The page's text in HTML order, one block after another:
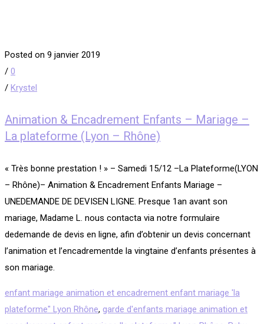
Posted on 9 janvier 2019
/ 0
/ Krystel
Animation & Encadrement Enfants – Mariage –
La plateforme (Lyon – Rhône)
« Très bonne prestation ! » – Samedi 15/12 –La Plateforme(LYON
– Rhône)– Animation & Encadrement Enfants Mariage –
UNEDEMANDE DE DEVISEN LIGNE. Presque 1an avant son
mariage, Madame L. nous contacta via notre formulaire
dedemande de devis en ligne, afin d’obtenir un devis concernant
l’animation et l’encadrementde la vingtaine d’enfants présentes à
son mariage.
enfant mariage animation et encadrement enfant mariage 'la
plateforme" Lyon Rhône, garde d'enfants mariage animation et